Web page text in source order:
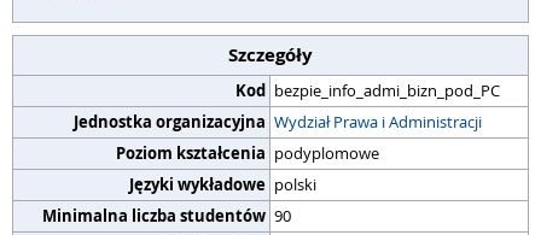
Szczegóły
Kod bezpie_info_admi_bizn_pod_PC
Jednostka organizacyjna Wydział Prawa i Administracji
Poziom kształcenia podyplomowe
Języki wykładowe polski
Minimalna liczba studentów 90